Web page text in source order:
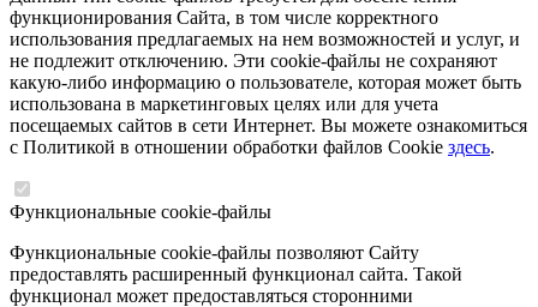
функционирования Сайта, в том числе корректного
использования предлагаемых на нем возможностей и услуг, и
не подлежит отключению. Эти cookie-файлы не сохраняют
какую-либо информацию о пользователе, которая может быть
использована в маркетинговых целях или для учета
посещаемых сайтов в сети Интернет. Вы можете ознакомиться
с Политикой в отношении обработки файлов Cookie здесь.
Функциональные cookie-файлы
Функциональные cookie-файлы позволяют Сайту
предоставлять расширенный функционал сайта. Такой
функционал может предоставляться сторонними